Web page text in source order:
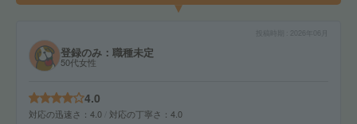
登録のみ：職種未定
50代女性
4.0
対応の迅速さ 4.0 対応の丁寧さ 4.0